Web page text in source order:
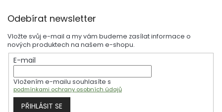
Naše směs využívá synergii terpenů z Strawberry Bubblegum a
Ghost OG. OG Kush dodává dřevité nuance a květinové aroma,
zatímco linalool obohacuje směs svými charakteristickými tóny.
Odebírat newsletter
Vložte svůj e-mail a my vám budeme zasílat informace o
nových produktech na našem e-shopu.
E-mail
Vložením e-mailu souhlasíte s
podmínkami ochrany osobních údajů
PŘIHLÁSIT SE